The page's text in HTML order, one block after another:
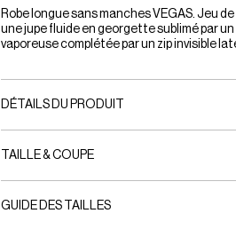
Robe longue sans manches VEGAS. Jeu
une jupe fluide en georgette sublimé par
vaporeuse complétée par un zip invisible
DÉTAILS DU PRODUIT
TAILLE & COUPE
GUIDE DES TAILLES